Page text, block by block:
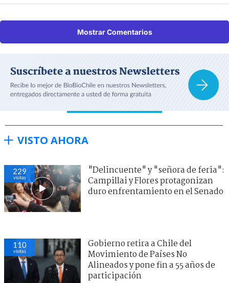
Mostrar Comentarios
VISTO AHORA
229
visitas
"Delincuente" y "señora de feria":
Campillai y Flores protagonizan
duro enfrentamiento en el Senado
110
visitas
Gobierno retira a Chile del
Movimiento de Países No
Alineados y pone fin a 55 años de
participación